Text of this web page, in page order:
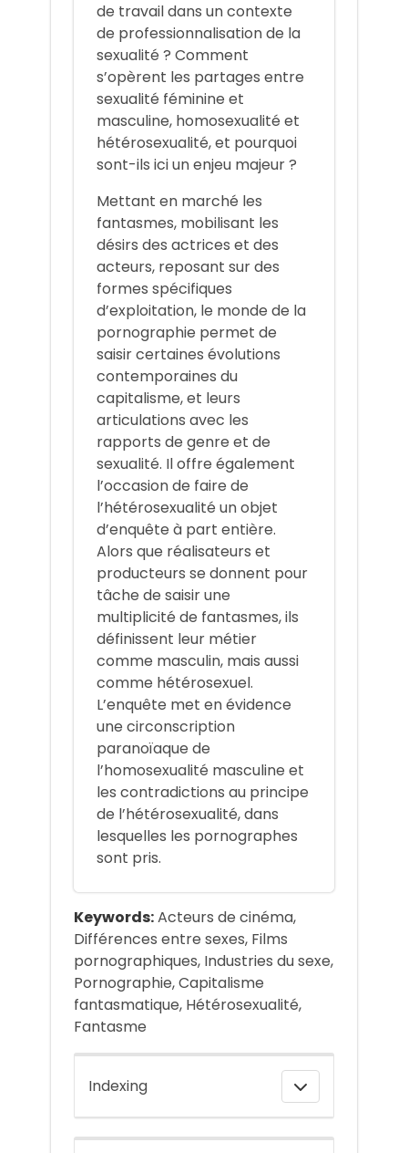
de travail dans un contexte
de professionnalisation de la
sexualité ? Comment
s’opèrent les partages entre
sexualité féminine et
masculine, homosexualité et
hétérosexualité, et pourquoi
sont-ils ici un enjeu majeur ?
Mettant en marché les
fantasmes, mobilisant les
désirs des actrices et des
acteurs, reposant sur des
formes spécifiques
d’exploitation, le monde de la
pornographie permet de
saisir certaines évolutions
contemporaines du
capitalisme, et leurs
articulations avec les
rapports de genre et de
sexualité. Il offre également
l’occasion de faire de
l’hétérosexualité un objet
d’enquête à part entière.
Alors que réalisateurs et
producteurs se donnent pour
tâche de saisir une
multiplicité de fantasmes, ils
définissent leur métier
comme masculin, mais aussi
comme hétérosexuel.
L’enquête met en évidence
une circonscription
paranoïaque de
l’homosexualité masculine et
les contradictions au principe
de l’hétérosexualité, dans
lesquelles les pornographes
sont pris.
Keywords:Acteurs de cinéma,
Différences entre sexes, Films
pornographiques, Industries du sexe,
Pornographie, Capitalisme
fantasmatique, Hétérosexualité,
Fantasme
Indexing